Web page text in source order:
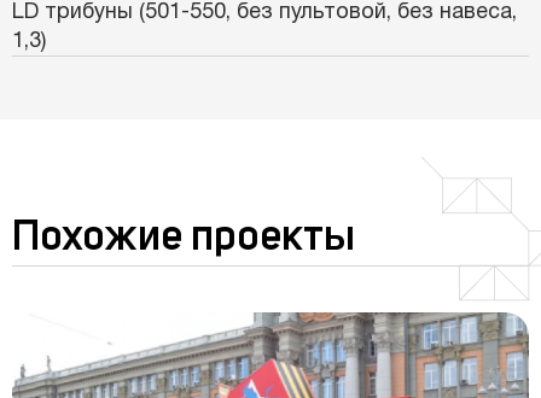
LD трибуны (501-550, без пультовой, без навеса,
1,3)
Похожие проекты